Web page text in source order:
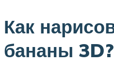
Как
бананы 3D?